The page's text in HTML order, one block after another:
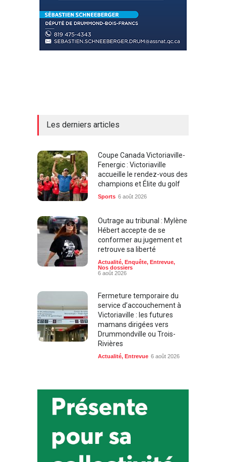
Les derniers articles
Coupe Canada Victoriaville-
Fenergic : Victoriaville
accueille le rendez-vous des
champions et Élite du golf
Sports 6 août 2026
Outrage au tribunal : Mylène
Hébert accepte de se
conformer au jugement et
retrouve sa liberté
Actualité, Enquête, Entrevue,
Nos dossiers
6 août 2026
Fermeture temporaire du
service d’accouchement à
Victoriaville : les futures
mamans dirigées vers
Drummondville ou Trois-
Rivières
Actualité, Entrevue 6 août 2026